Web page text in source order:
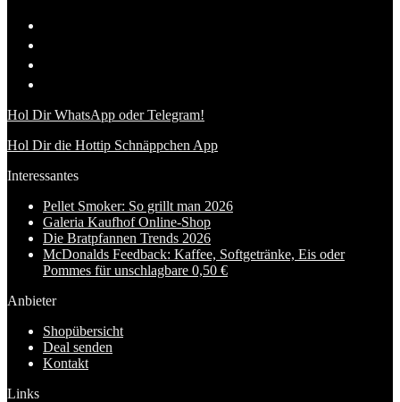
Hol Dir WhatsApp oder Telegram!
Hol Dir die Hottip Schnäppchen App
Interessantes
Pellet Smoker: So grillt man 2026
Galeria Kaufhof Online-Shop
Die Bratpfannen Trends 2026
McDonalds Feedback: Kaffee, Softgetränke, Eis oder
Pommes für unschlagbare 0,50 €
Anbieter
Shopübersicht
Deal senden
Kontakt
Links